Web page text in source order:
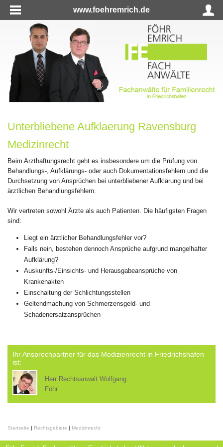
www.foehremrich.de
Unterbliebene Aufklaerung Ravensburg
Medizinrecht
Beim Arzthaftungsrecht geht es insbesondere um die Prüfung von
Behandlungs-, Aufklärungs- oder auch Dokumentationsfehlern und die
Durchsetzung von Ansprüchen bei unterbliebener Aufklärung und bei
ärztlichen Behandlungsfehlern.
Wir vertreten sowohl Ärzte als auch Patienten. Die häufigsten Fragen
sind:
Liegt ein ärztlicher Behandlungsfehler vor?
Falls nein, bestehen dennoch Ansprüche aufgrund mangelhafter
Aufklärung?
Auskunfts-/Einsichts- und Herausgabeansprüche von
Krankenakten
Einschaltung der Schlichtungsstellen
Geltendmachung von Schmerzensgeld- und
Schadenersatzansprüchen
Ihr Ansprechpartner für das Medizienrecht in Friedrichshafen
ist:
Herr Rechtsanwalt Wolfgang
Föhr
Startseite | Rechtsgebiete | Medizinrecht